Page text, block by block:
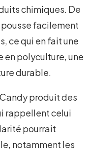
chimiques. De
facilement
ce qui en fait une
en polyculture, une
durable.
produit des
rappellent celui
pourrait
notamment les